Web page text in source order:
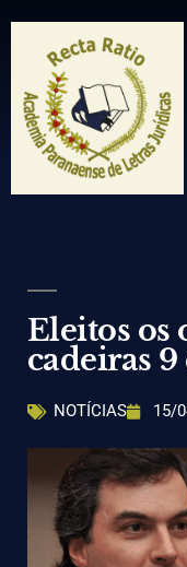
Eleitos os
cadeiras 9
NOTÍCIAS 15/